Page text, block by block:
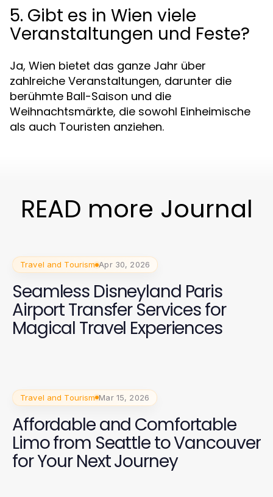
5. Gibt es in Wien viele
Veranstaltungen und Feste?
Ja, Wien bietet das ganze Jahr über
zahlreiche Veranstaltungen, darunter die
berühmte Ball-Saison und die
Weihnachtsmärkte, die sowohl Einheimische
als auch Touristen anziehen.
READ more Journal
Travel and Tourism Apr 30, 2026
Seamless Disneyland Paris
Airport Transfer Services for
Magical Travel Experiences
Travel and Tourism Mar 15, 2026
Affordable and Comfortable
Limo from Seattle to Vancouver
for Your Next Journey